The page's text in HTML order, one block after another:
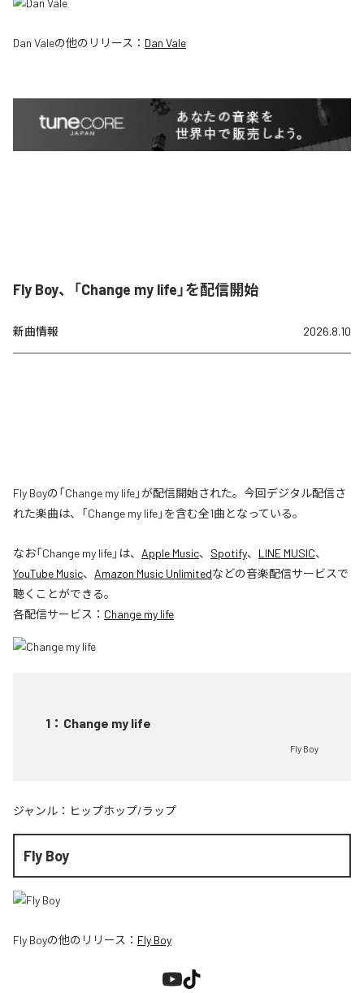
Dan Valeの他のリリース： Dan Vale
Fly Boy、「Change my life」を配信開始
新曲情報 2026.8.10
Fly Boyの「Change my life」が配信開始された。今回デジタル配信さ
れた楽曲は、「Change my life」を含む全1曲となっている。
なお「Change my life」は、 Apple Music、 Spotify、 LINE MUSIC、
YouTube Music、 Amazon Music Unlimitedなどの音楽配信サービスで
聴くことができる。
各配信サービス： Change my life
1 ： Change my life
Fly Boy
ジャンル： ヒップホップ/ラップ
Fly Boy
Fly Boyの他のリリース： Fly Boy